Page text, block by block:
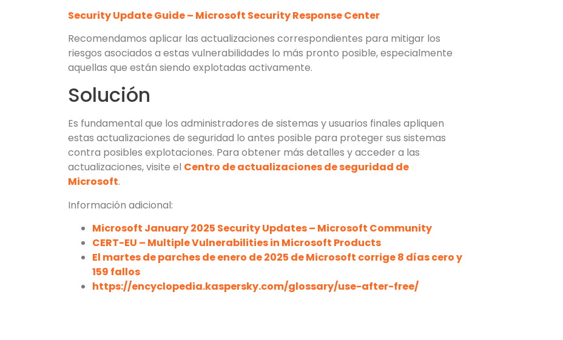
Security Update Guide – Microsoft Security Response Center
Recomendamos aplicar las actualizaciones correspondientes para mitigar los
riesgos asociados a estas vulnerabilidades lo más pronto posible, especialmente
aquellas que están siendo explotadas activamente.
Solución
Es fundamental que los administradores de sistemas y usuarios finales apliquen
estas actualizaciones de seguridad lo antes posible para proteger sus sistemas
contra posibles explotaciones. Para obtener más detalles y acceder a las
actualizaciones, visite el Centro de actualizaciones de seguridad de
Microsoft.
Información adicional:
Microsoft January 2025 Security Updates – Microsoft Community
CERT-EU – Multiple Vulnerabilities in Microsoft Products
El martes de parches de enero de 2025 de Microsoft corrige 8 días cero y
159 fallos
https://encyclopedia.kaspersky.com/glossary/use-after-free/